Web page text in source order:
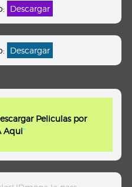
Descargar
Descargar
Peliculas por
Aqui"